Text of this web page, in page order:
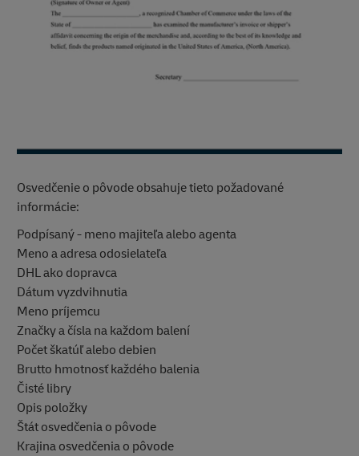
Osvedčenie o pôvode obsahuje tieto požadované
informácie:
Podpísaný - meno majiteľa alebo agenta
Meno a adresa odosielateľa
DHL ako dopravca
Dátum vyzdvihnutia
Meno príjemcu
Značky a čísla na každom balení
Počet škatúľ alebo debien
Brutto hmotnosť každého balenia
Čisté libry
Opis položky
Štát osvedčenia o pôvode
Krajina osvedčenia o pôvode